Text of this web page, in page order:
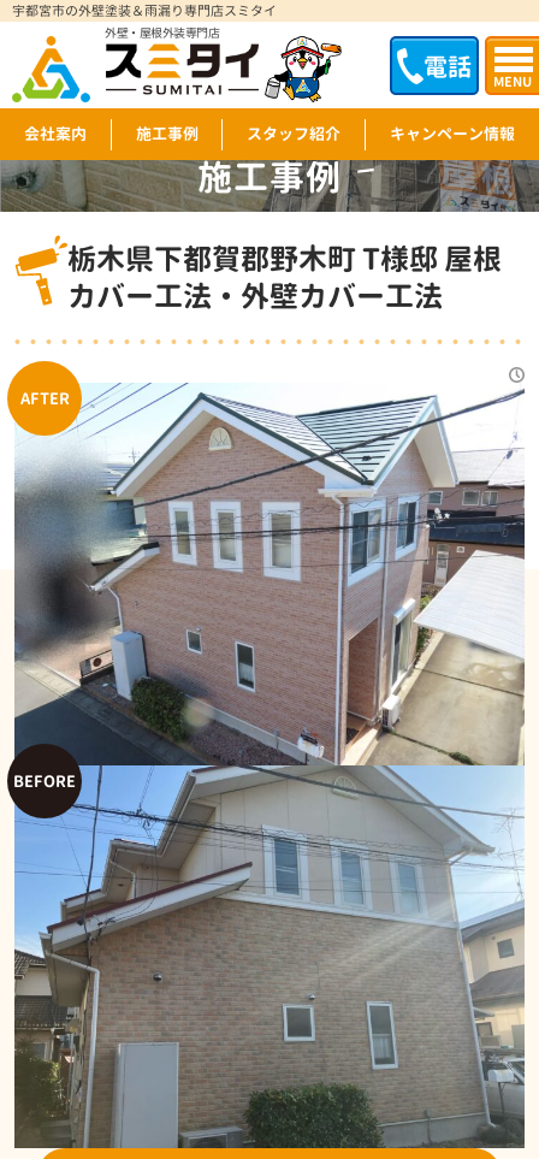
電話 MENU
宇都宮市の外壁塗装＆雨漏り専門店スミタイ
外壁・屋根外装専門店
会社案内 施工事例 スタッフ紹介 キャンペーン情報
施工事例
WORKS
栃木県下都賀郡野木町 T様邸 屋根
カバー工法・外壁カバー工法